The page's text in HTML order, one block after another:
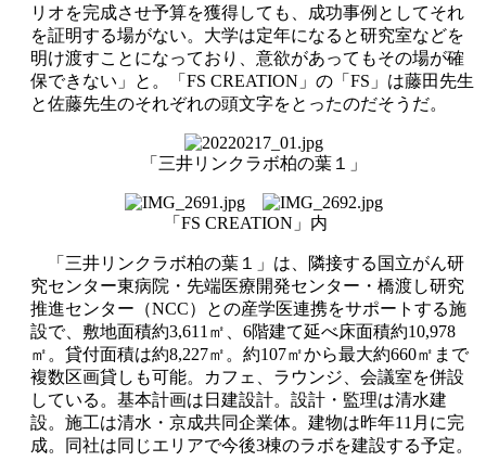
リオを完成させ予算を獲得しても、成功事例としてそれ
を証明する場がない。大学は定年になると研究室などを
明け渡すことになっており、意欲があってもその場が確
保できない」と。「FS CREATION」の「FS」は藤田先生
と佐藤先生のそれぞれの頭文字をとったのだそうだ。
「三井リンクラボ柏の葉１」
「FS CREATION」内
「三井リンクラボ柏の葉１」は、隣接する国立がん研
究センター東病院・先端医療開発センター・橋渡し研究
推進センター（NCC）との産学医連携をサポートする施
設で、敷地面積約3,611㎡、6階建て延べ床面積約10,978
㎡。貸付面積は約8,227㎡。約107㎡から最大約660㎡まで
複数区画貸しも可能。カフェ、ラウンジ、会議室を併設
している。基本計画は日建設計。設計・監理は清水建
設。施工は清水・京成共同企業体。建物は昨年11月に完
成。同社は同じエリアで今後3棟のラボを建設する予定。